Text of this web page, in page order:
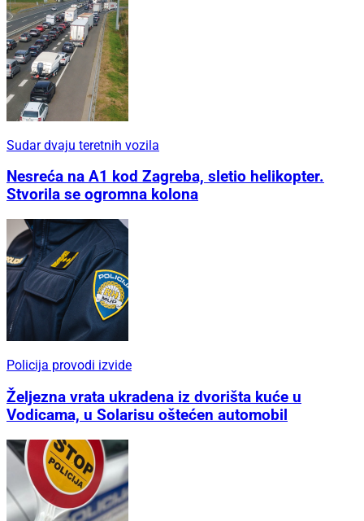
Sudar dvaju teretnih vozila
Nesreća na A1 kod Zagreba, sletio helikopter.
Stvorila se ogromna kolona
Policija provodi izvide
Željezna vrata ukradena iz dvorišta kuće u
Vodicama, u Solarisu oštećen automobil